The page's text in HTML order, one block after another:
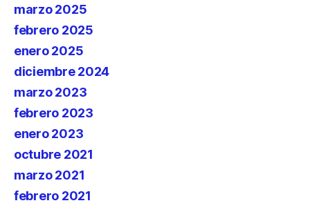
marzo 2025
febrero 2025
enero 2025
diciembre 2024
marzo 2023
febrero 2023
enero 2023
octubre 2021
marzo 2021
febrero 2021